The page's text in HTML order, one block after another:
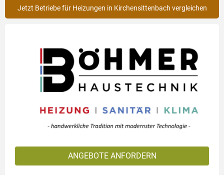
Jetzt Betriebe für Heizungen in Kirchensittenbach vergleichen
ANGEBOTE ANFORDERN